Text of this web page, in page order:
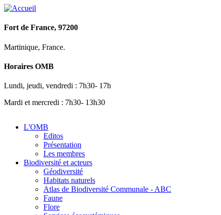
Fort de France, 97200
Martinique, France.
Horaires OMB
Lundi, jeudi, vendredi : 7h30- 17h
Mardi et mercredi : 7h30- 13h30
L'OMB
Editos
Présentation
Les membres
Biodiversité et acteurs
Géodiversité
Habitats naturels
Atlas de Biodiversité Communale - ABC
Faune
Flore